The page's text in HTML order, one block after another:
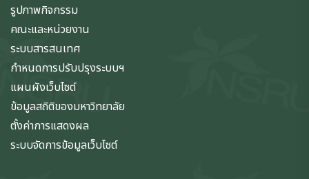
รูปภาพกิจกรรม
คณะและหน่วยงาน
ระบบสารสนเทศ
กำหนดการปรับปรุงระบบฯ
แผนผังเว็บไซต์
ข้อมูลสถิติของมหาวิทยาลัย
ตั้งค่าการแสดงผล
ระบบจัดการข้อมูลเว็บไซต์